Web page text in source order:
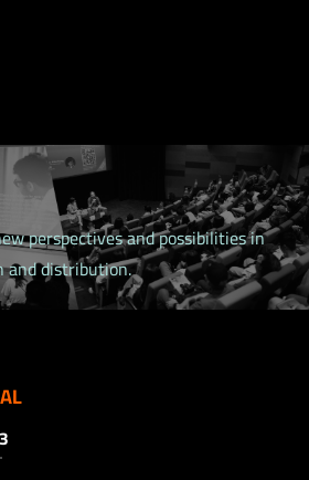
perspectives and possibilities in
and distribution.